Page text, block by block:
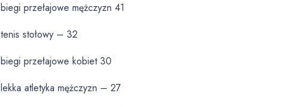
biegi przełajowe mężczyzn 41
tenis stołowy – 32
biegi przełajowe kobiet 30
lekka atletyka mężczyzn – 27